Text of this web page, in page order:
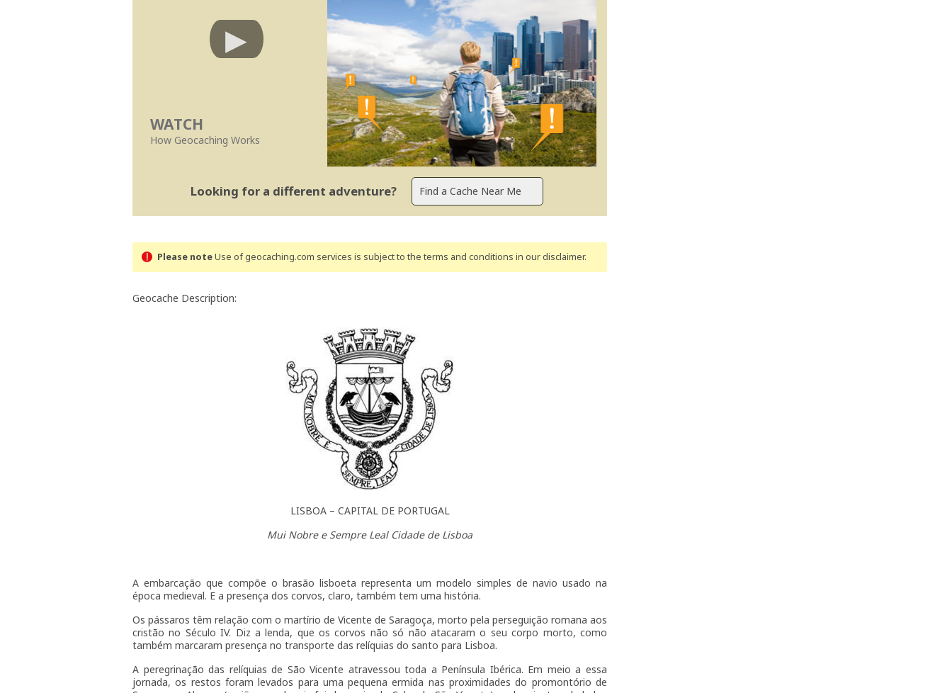
WATCH
How Geocaching Works
Looking for a different adventure?
Please noteUse of geocaching.com services is subject to the terms and conditions in our disclaimer.
Geocache Description:
LISBOA – CAPITAL DE PORTUGAL
Mui Nobre e Sempre Leal Cidade de Lisboa
A embarcação que compõe o brasão lisboeta representa um modelo simples de navio usado na
época medieval. E a presença dos corvos, claro, também tem uma história.
Os pássaros têm relação com o martírio de Vicente de Saragoça, morto pela perseguição romana aos
cristão no Século IV. Diz a lenda, que os corvos não só não atacaram o seu corpo morto, como
também marcaram presença no transporte das relíquias do santo para Lisboa.
A peregrinação das relíquias de São Vicente atravessou toda a Península Ibérica. Em meio a essa
jornada, os restos foram levados para uma pequena ermida nas proximidades do promontório de